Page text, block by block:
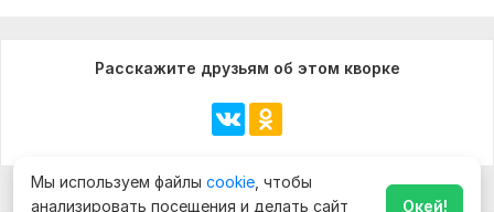
Расскажите друзьям об этом кворке
Мы используем файлы cookie , чтобы
анализировать посещения и делать сайт
Окей!